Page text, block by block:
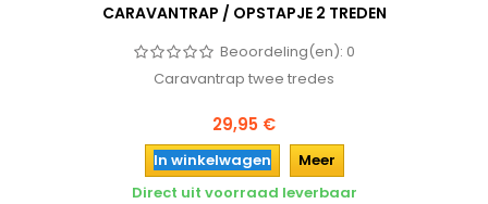
CARAVANTRAP / OPSTAPJE 2 TREDEN
Beoordeling(en): 0
Caravantrap twee tredes
29,95 €
In winkelwagen
Meer
Direct uit voorraad leverbaar